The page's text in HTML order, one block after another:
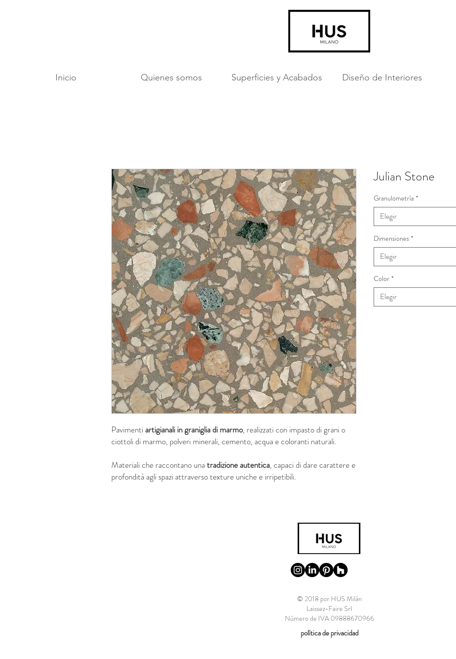
Inicio Quienes somos Superficies y Acabados Diseño de Interiores
Pavimentiartigianali in graniglia di marmo, realizzati con impasto di grani o
ciottoli di marmo, polveri minerali, cemento, acqua e coloranti naturali.
Materiali che raccontano una tradizione autentica, capaci di dare carattere e
profondità agli spazi attraverso texture uniche e irripetibili.
Julian Stone
Granulometría *
Elegir
Dimensiones *
Elegir
Color *
Elegir
© 2018 por HUS Milán
Laissez-Faire Srl
Número de IVA 09888670966
política de privacidad